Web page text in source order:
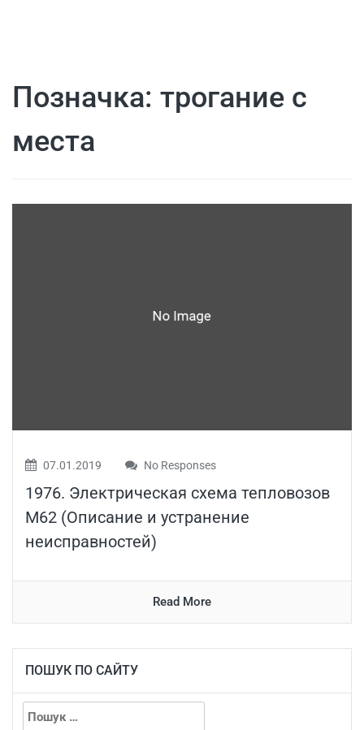
Позначка: трогание с
места
07.01.2019 No Responses
1976. Электрическая схема тепловозов
М62 (Описание и устранение
неисправностей)
Read More
ПОШУК ПО САЙТУ